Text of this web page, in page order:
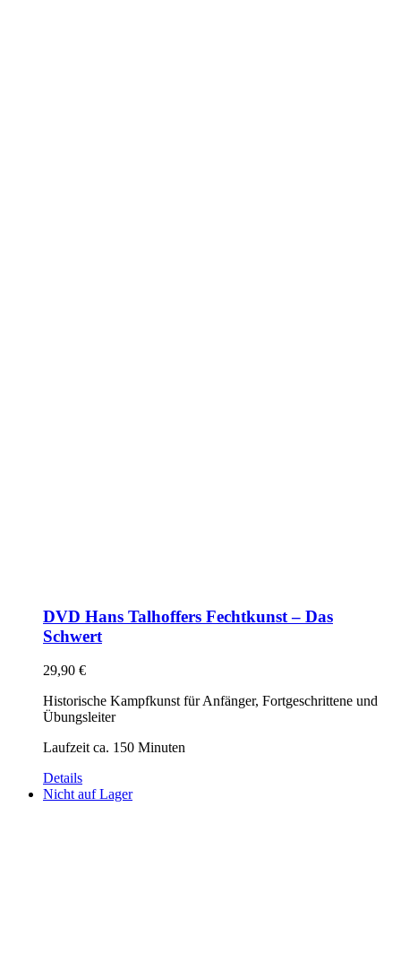
DVD Hans Talhoffers Fechtkunst – Das
Schwert
29,90 €
Historische Kampfkunst für Anfänger, Fortgeschrittene und
Übungsleiter
Laufzeit ca. 150 Minuten
Details
Nicht auf Lager